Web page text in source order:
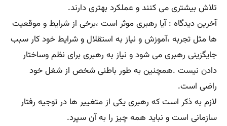
تلاش بیشتری می کنند و عملکرد بهتری دارند.
آخرین دیدگاه : آیا رهبری موثر است ،برخی از شرایط و موقعیت
ها مثل تجربه ،آموزش و نیاز به استقلال و شرایط خود کار سبب
جایگزینی رهبری می شود و نیاز به رهبری برای نظم وساختار
دادن نیست .همچنین به طور باطنی شخص از شغل خود
راضی است.
لازم به ذکر است که رهبری یکی از متغییر ها در توجیه رفتار
سازمانی است و نباید همه چیز را به آن سپرد.